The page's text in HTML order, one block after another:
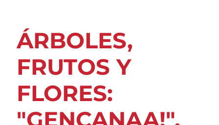
ÁRBOLES,
FRUTOS Y
FLORES:
"GENÇANAA!",